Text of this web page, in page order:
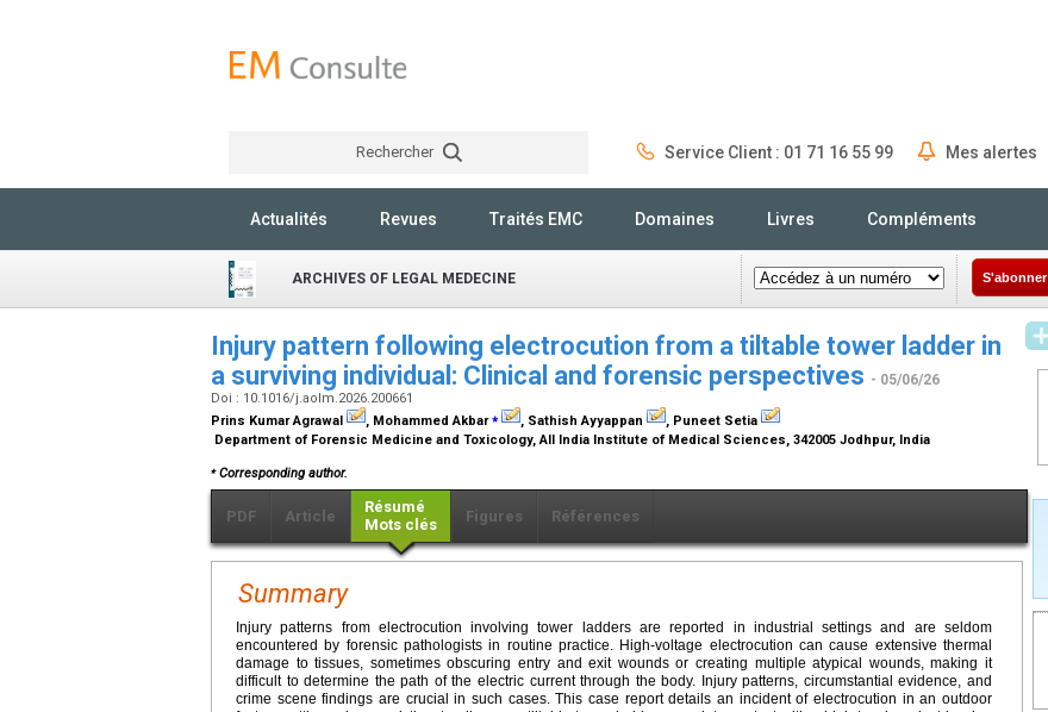
Rechercher Service Client : 01 71 16 55 99 Mes alertes
Actualités Revues Traités EMC Domaines Livres Compléments
ARCHIVES OF LEGAL MEDECINE S'abonner
Injury pattern following electrocution from a tiltable tower ladder in
a surviving individual: Clinical and forensic perspectives - 05/06/26
Doi : 10.1016/j.aolm.2026.200661
Prins Kumar Agrawal
, Mohammed Akbar⁎ , Sathish Ayyappan
, Puneet Setia
Department of Forensic Medicine and Toxicology, All India Institute of Medical Sciences, 342005 Jodhpur, India
⁎Corresponding author.
PDF Article
Résumé
Mots clés
Figures Références
Summary
Injury patterns from electrocution involving tower ladders are reported in industrial settings and are seldom
encountered by forensic pathologists in routine practice. High-voltage electrocution can cause extensive thermal
damage to tissues, sometimes obscuring entry and exit wounds or creating multiple atypical wounds, making it
difficult to determine the path of the electric current through the body. Injury patterns, circumstantial evidence, and
crime scene findings are crucial in such cases. This case report details an incident of electrocution in an outdoor